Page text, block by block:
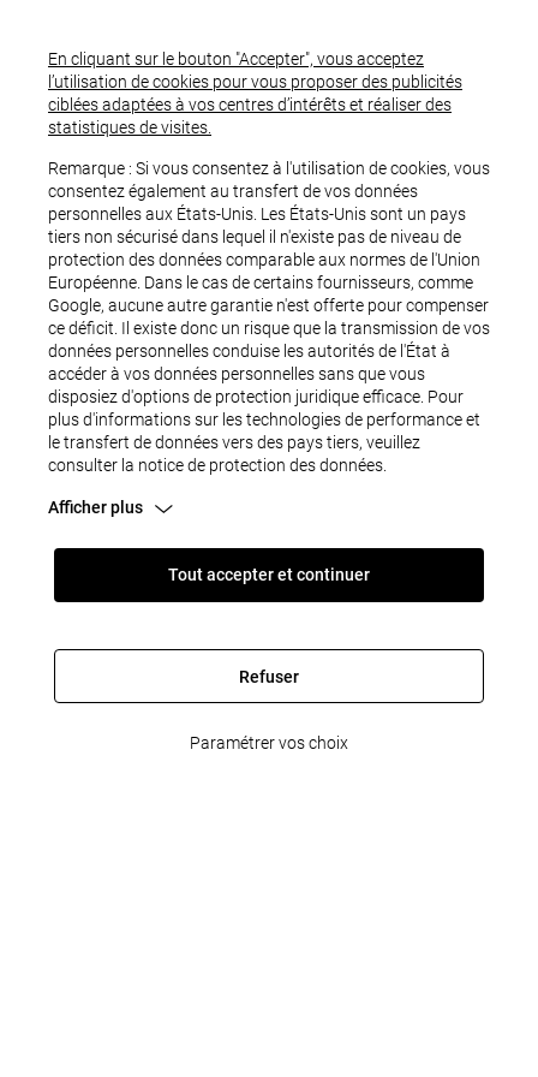
OUPS...
Une erreur est survenue.
En cliquant sur le bouton "Accepter", vous acceptez
l’utilisation de cookies pour vous proposer des publicités
ciblées adaptées à vos centres d’intérêts et réaliser des
statistiques de visites.
Remarque : Si vous consentez à l'utilisation de cookies, vous
consentez également au transfert de vos données
personnelles aux États-Unis. Les États-Unis sont un pays
tiers non sécurisé dans lequel il n'existe pas de niveau de
protection des données comparable aux normes de l'Union
Européenne. Dans le cas de certains fournisseurs, comme
Google, aucune autre garantie n'est offerte pour compenser
ce déficit. Il existe donc un risque que la transmission de vos
données personnelles conduise les autorités de l'État à
accéder à vos données personnelles sans que vous
disposiez d'options de protection juridique efficace. Pour
plus d'informations sur les technologies de performance et
le transfert de données vers des pays tiers, veuillez
consulter la notice de protection des données.
Afficher plus
Refuser
Tout accepter et continuer
Paramétrer vos choix